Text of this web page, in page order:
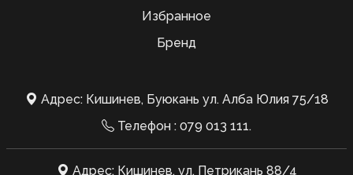
Избранное
Бренд
Адрес: Кишинев, Буюкань ул. Алба Юлия 75/18
Телефон : 079 013 111.
Адрес: Кишинев, ул. Петрикань 88/4